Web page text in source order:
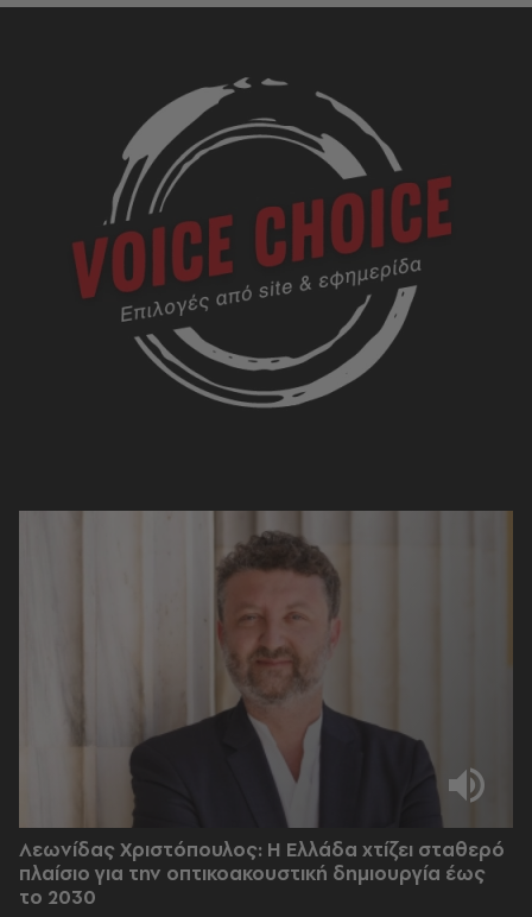
Λεωνίδας Χριστόπουλος: Η Ελλάδα χτίζει σταθερό
πλαίσιο για την οπτικοακουστική δημιουργία έως
το 2030